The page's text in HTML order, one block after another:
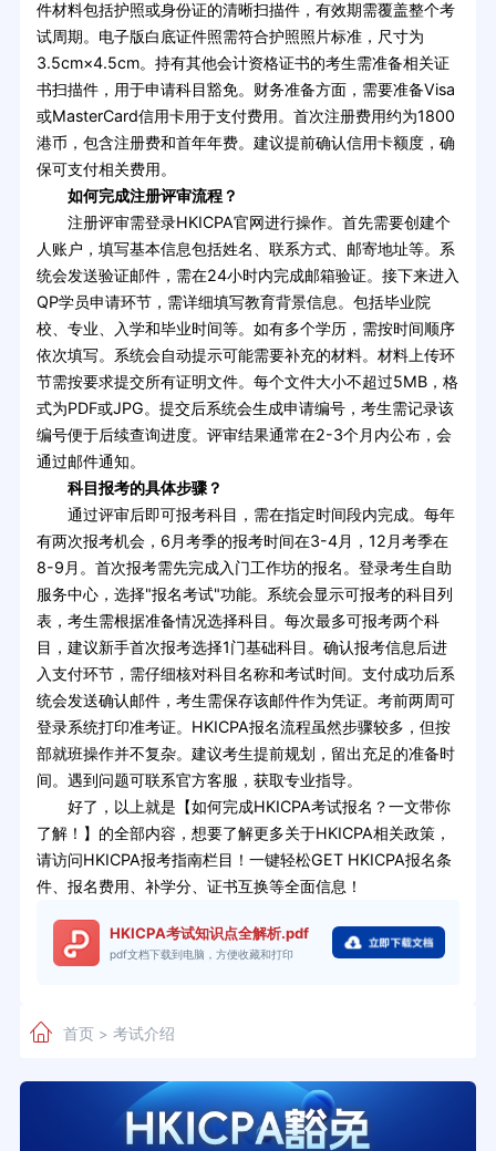
件材料包括护照或身份证的清晰扫描件，有效期需覆盖整个考
试周期。电子版白底证件照需符合护照照片标准，尺寸为
3.5cm×4.5cm。持有其他会计资格证书的考生需准备相关证
书扫描件，用于申请科目豁免。财务准备方面，需要准备Visa
或MasterCard信用卡用于支付费用。首次注册费用约为1800
港币，包含注册费和首年年费。建议提前确认信用卡额度，确
保可支付相关费用。
如何完成注册评审流程？
注册评审需登录HKICPA官网进行操作。首先需要创建个
人账户，填写基本信息包括姓名、联系方式、邮寄地址等。系
统会发送验证邮件，需在24小时内完成邮箱验证。接下来进入
QP学员申请环节，需详细填写教育背景信息。包括毕业院
校、专业、入学和毕业时间等。如有多个学历，需按时间顺序
依次填写。系统会自动提示可能需要补充的材料。材料上传环
节需按要求提交所有证明文件。每个文件大小不超过5MB，格
式为PDF或JPG。提交后系统会生成申请编号，考生需记录该
编号便于后续查询进度。评审结果通常在2-3个月内公布，会
通过邮件通知。
科目报考的具体步骤？
通过评审后即可报考科目，需在指定时间段内完成。每年
有两次报考机会，6月考季的报考时间在3-4月，12月考季在
8-9月。首次报考需先完成入门工作坊的报名。登录考生自助
服务中心，选择"报名考试"功能。系统会显示可报考的科目列
表，考生需根据准备情况选择科目。每次最多可报考两个科
目，建议新手首次报考选择1门基础科目。确认报考信息后进
入支付环节，需仔细核对科目名称和考试时间。支付成功后系
统会发送确认邮件，考生需保存该邮件作为凭证。考前两周可
登录系统打印准考证。HKICPA报名流程虽然步骤较多，但按
部就班操作并不复杂。建议考生提前规划，留出充足的准备时
间。遇到问题可联系官方客服，获取专业指导。
好了，以上就是【如何完成HKICPA考试报名？一文带你
了解！】的全部内容，想要了解更多关于HKICPA相关政策，
请访问HKICPA报考指南栏目！一键轻松GET HKICPA报名条
件、报名费用、补学分、证书互换等全面信息！
HKICPA考试知识点全解析.pdf
pdf文档下载到电脑，方便收藏和打印
首页> 考试介绍